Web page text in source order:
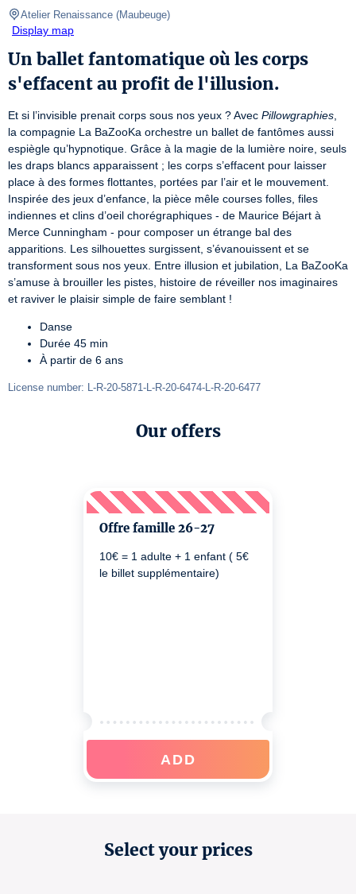
Atelier Renaissance (Maubeuge)
Display map
Un ballet fantomatique où les corps
s'effacent au profit de l'illusion.
Et si l’invisible prenait corps sous nos yeux ? Avec Pillowgraphies
la compagnie La BaZooKa orchestre un ballet de fantômes aussi
espiègle qu’hypnotique. Grâce à la magie de la lumière noire, seuls
les draps blancs apparaissent ; les corps s’effacent pour laisser
place à des formes flottantes, portées par l’air et le mouvement.
Inspirée des jeux d’enfance, la pièce mêle courses folles, files
indiennes et clins d’oeil chorégraphiques - de Maurice Béjart à
Merce Cunningham - pour composer un étrange bal des
apparitions. Les silhouettes surgissent, s’évanouissent et se
transforment sous nos yeux. Entre illusion et jubilation, La BaZooKa
s’amuse à brouiller les pistes, histoire de réveiller nos imaginaires
et raviver le plaisir simple de faire semblant !
Danse
Durée 45 min
À partir de 6 ans
License number: L-R-20-5871-L-R-20-6474-L-R-20-6477
Our offers
Offre famille 26-27
10€ = 1 adulte + 1 enfant ( 5€
le billet supplémentaire)
ADD
Select your prices